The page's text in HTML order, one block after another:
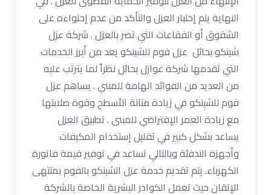
النهاية يتم إختبار العزل والتأكد من عدم إحتواءه على
الشقوق أو الفقاعات التي تضر بالعزل . شركة عزل
شينكو بحائل عزل فوم للشينكو يعد من أبرز الخدمات
التي تقدمها شركة عوازل بحائل نظراً لما يترتب عليه
من العديد من الفوائد الهامة للمبني . يساهم عزل
فوم للشينكو في زيادة متانة الأسطح وقوة صلابتها
مع زيادة العمر الإفتراضي للمبنى . تطبيق العزل
يساعد بشكل كبير في تقليل إستخدام المكيفات
وأجهزة التدفئة وبالتالي تساعد في توفير قيمة فاتورة
الكهرباء. يتم تقديم خدمة عزل الشينكو بالفوم بمنتهى
الإتقان حيث تعمل الكوادر البشرية الخاصة بالشركة